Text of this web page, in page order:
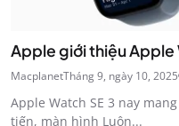
Apple giới thiệu Apple
MacplanetTháng 9, ngày 10, 2025
Apple Watch SE 3 nay
tiến, màn hình Luôn...